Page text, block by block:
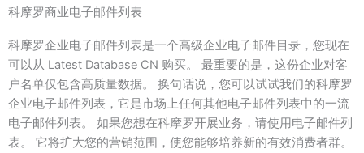
科摩罗商业电子邮件列表
科摩罗企业电子邮件列表是一个高级企业电子邮件目录，您现在
可以从 Latest Database CN 购买。 最重要的是，这份企业对客
户名单仅包含高质量数据。 换句话说，您可以试试我们的科摩罗
企业电子邮件列表，它是市场上任何其他电子邮件列表中的一流
电子邮件列表。 如果您想在科摩罗开展业务，请使用电子邮件列
表。 它将扩大您的营销范围，使您能够培养新的有效消费者群。